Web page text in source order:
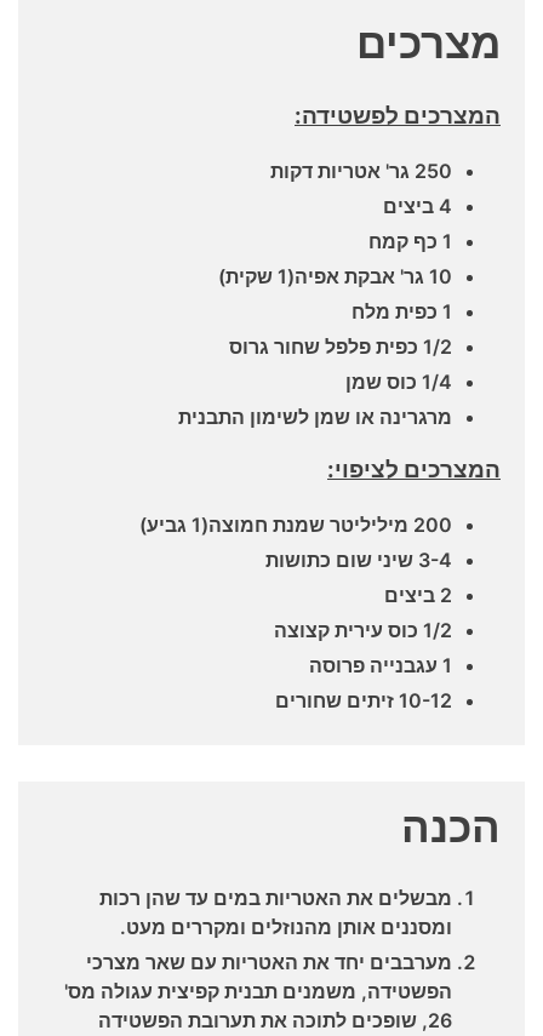
מצרכים
המצרכים לפשטידה:
250 גר' אטריות דקות
4 ביצים
1 כף קמח
10 גר' אבקת אפיה(1 שקית)
1 כפית מלח
1/2 כפית פלפל שחור גרוס
1/4 כוס שמן
מרגרינה או שמן לשימון התבנית
המצרכים לציפוי:
200 מיליליטר שמנת חמוצה(1 גביע)
3-4 שיני שום כתושות
2 ביצים
1/2 כוס עירית קצוצה
1 עגבנייה פרוסה
10-12 זיתים שחורים
הכנה
מבשלים את האטריות במים עד שהן רכות
ומסננים אותן מהנוזלים ומקררים מעט.
מערבבים יחד את האטריות עם שאר מצרכי
הפשטידה, משמנים תבנית קפיצית עגולה מס'
26, שופכים לתוכה את תערובת הפשטידה